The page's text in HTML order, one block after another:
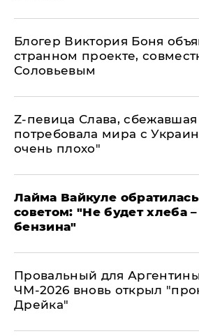
Блогер Виктория Боня
странном проекте,
Соловьевым
Z-певица Слава,
потребовала мира с
очень плохо"
Лайма Вайкуле
советом: "Не будет хлеба
бензина"
Провальный для
ЧМ-2026 вновь открыл
Дрейка"